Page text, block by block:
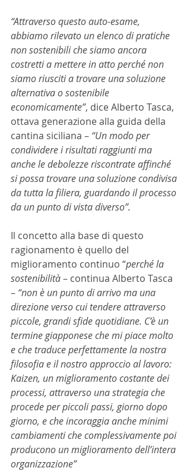
“Attraverso questo auto-esame,
abbiamo rilevato un elenco di pratiche
non sostenibili che siamo ancora
costretti a mettere in atto perché non
siamo riusciti a trovare una soluzione
alternativa o sostenibile
economicamente”, dice Alberto Tasca,
ottava generazione alla guida della
cantina siciliana – “Un modo per
condividere i risultati raggiunti ma
anche le debolezze riscontrate affinché
si possa trovare una soluzione condivisa
da tutta la filiera, guardando il processo
da un punto di vista diverso”.
Il concetto alla base di questo
ragionamento è quello del
miglioramento continuo “perché la
sostenibilità – continua Alberto Tasca
– “non è un punto di arrivo ma una
direzione verso cui tendere attraverso
piccole, grandi sfide quotidiane. C’è un
termine giapponese che mi piace molto
e che traduce perfettamente la nostra
filosofia e il nostro approccio al lavoro:
Kaizen, un miglioramento costante dei
processi, attraverso una strategia che
procede per piccoli passi, giorno dopo
giorno, e che incoraggia anche minimi
cambiamenti che complessivamente poi
producono un miglioramento dell’intera
organizzazione”